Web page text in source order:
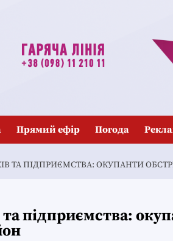
Прямий ефір Погода
ТА ПІДПРИЄМСТВА: ОКУПАНТИ
підприємства: